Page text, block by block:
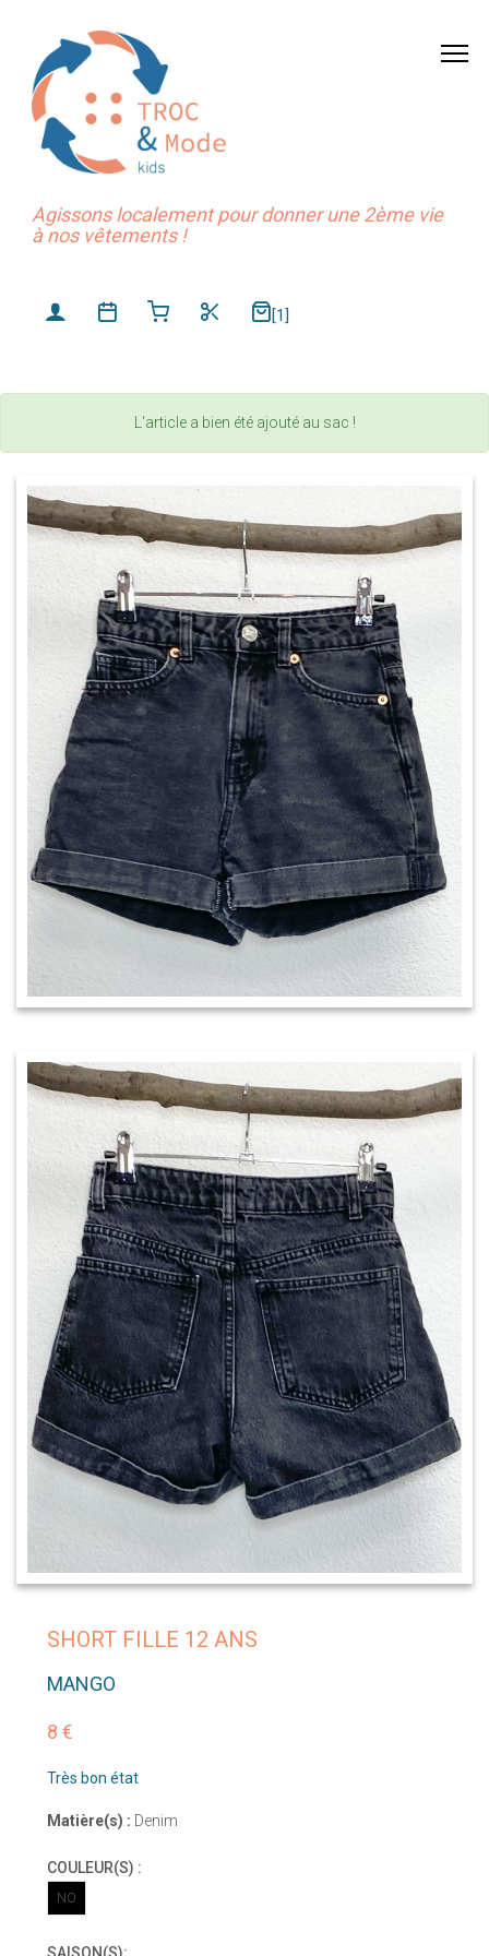
Agissons localement pour donner une 2ème vie
à nos vêtements !
[1]
L'article a bien été ajouté au sac !
SHORT FILLE 12 ANS
MANGO
8 €
Très bon état
Matière(s) : Denim
COULEUR(S) :
NO